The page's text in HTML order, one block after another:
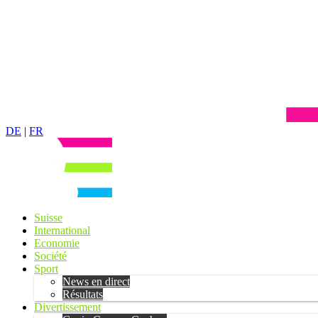
DE | FR
Suisse
International
Economie
Société
Sport
News en direct
Résultats
Divertissement